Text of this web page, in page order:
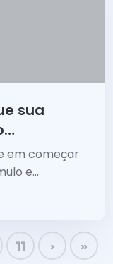
sua
em começar
e...
11 › »